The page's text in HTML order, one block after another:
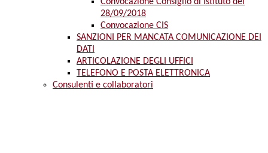
Convocazione Consiglio di Istituto del
28/09/2018
Convocazione CIS
SANZIONI PER MANCATA COMUNICAZIONE DEI
DATI
ARTICOLAZIONE DEGLI UFFICI
TELEFONO E POSTA ELETTRONICA
Consulenti e collaboratori